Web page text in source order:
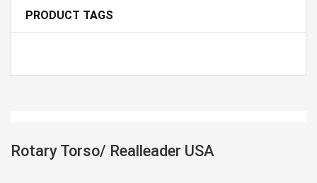
PRODUCT TAGS
Rotary Torso/ Realleader USA